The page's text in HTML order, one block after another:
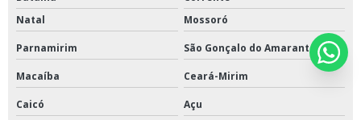
Natal
Mossoró
Parnamirim São Gonçalo do Amarante
Macaíba Ceará-Mirim
Caicó Açu